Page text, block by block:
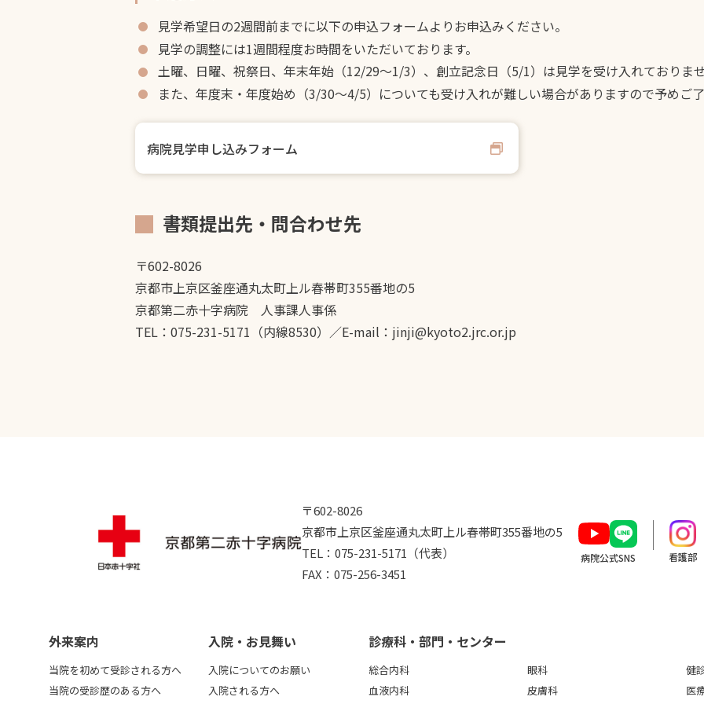
見学希望日の2週間前までに以下の申込フォームよりお申込みください。
見学の調整には1週間程度お時間をいただいております。
土曜、日曜、祝祭日、年末年始（12/29～1/3）、創立記念日（5/1）は見学を受け入れておりませ
また、年度末・年度始め（3/30～4/5）についても受け入れが難しい場合がありますので予めご了
病院見学申し込みフォーム
書類提出先・問合わせ先
〒602-8026
京都市上京区釜座通丸太町上ル春帯町355番地の5
京都第二赤十字病院 人事課人事係
TEL：075-231-5171（内線8530）／E-mail：jinji@kyoto2.jrc.or.jp
〒602-8026
京都市上京区釜座通丸太町上ル春帯町355番地の5
TEL：075-231-5171 （代表）
FAX：075-256-3451
病院公式SNS 看護部
外来案内
当院を初めて受診される方へ
当院の受診歴のある方へ
⼊院・お⾒舞い
入院についてのお願い
入院される方へ
診療科・部門・センター
総合内科
血液内科
眼科
皮膚科
健
医